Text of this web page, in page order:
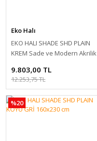
Eko Halı
EKO HALI SHADE SHD PLAIN
KREM Sade ve Modern Akrilik
9.803,00 TL
12.253,75 TL
%20